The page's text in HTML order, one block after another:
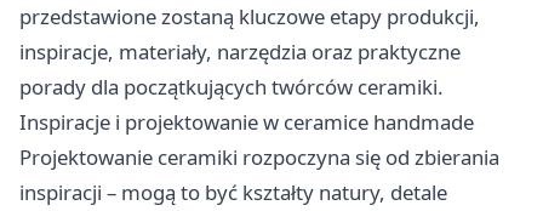
przedstawione zostaną kluczowe etapy produkcji,
inspiracje, materiały, narzędzia oraz praktyczne
porady dla początkujących twórców ceramiki.
Inspiracje i projektowanie w ceramice handmade
Projektowanie ceramiki rozpoczyna się od zbierania
inspiracji – mogą to być kształty natury, detale